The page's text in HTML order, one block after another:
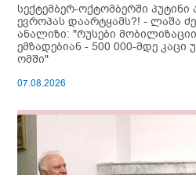
სექტემბერ-ოქტომბერში
ევროპას დაარტყამს?! - ლაშა
ანალიზი: "რუსები
ემზადებიან - 500 000-მდე კაცი
ომში"
07.08.2026